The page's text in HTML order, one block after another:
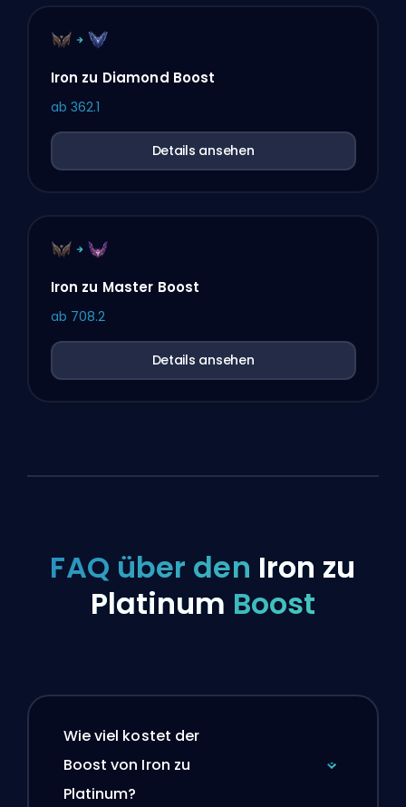
Iron zu Diamond Boost
ab 362.1
Details ansehen
Iron zu Master Boost
ab 708.2
Details ansehen
FAQ über den Iron zu
Platinum Boost
Wie viel kostet der
Boost von Iron zu
Platinum?